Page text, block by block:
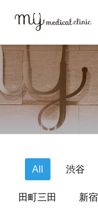
All 渋谷
田町三田 新宿